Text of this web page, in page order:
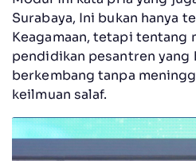
Surabaya, Ini bukan hanya
Keagamaan, tetapi tentang
pendidikan pesantren yang
berkembang tanpa
keilmuan salaf.